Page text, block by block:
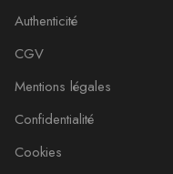
Authenticité
CGV
Mentions légales
Confidentialité
Cookies